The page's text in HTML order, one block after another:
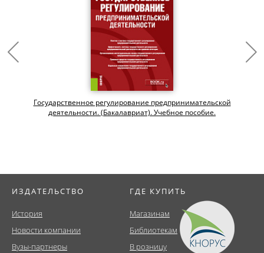
Государственное регулирование предпринимательской
деятельности. (Бакалавриат). Учебное пособие.
ИЗДАТЕЛЬСТВО
История
Новости компании
Вузы-партнеры
ГДЕ КУПИТЬ
Магазинам
Библиотекам
В розницу